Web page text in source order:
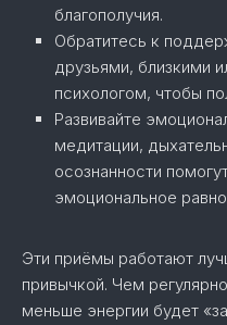
благополучия.
Обратитесь к
друзьями, близкими
психологом, чтобы
Развивайте
медитации,
осознанности
эмоциональное
Эти приёмы работают
привычкой. Чем
меньше энергии будет